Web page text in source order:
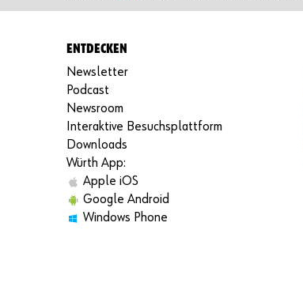
ENTDECKEN
Newsletter
Podcast
Newsroom
Interaktive Besuchsplattform
Downloads
Würth App:
Apple iOS
Google Android
Windows Phone